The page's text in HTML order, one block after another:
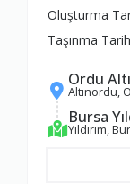
Oluşturma
Taşınma
Ordu
Altınordu,
Bursa
Yıldırım,